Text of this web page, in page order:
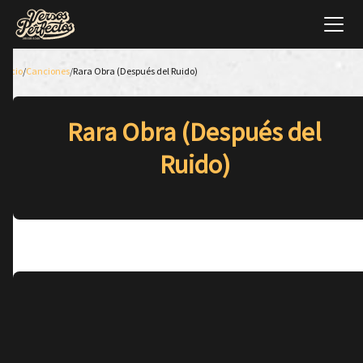
Inicio/Canciones/Rara Obra (Después del Ruido)
Rara Obra (Después del
Ruido)